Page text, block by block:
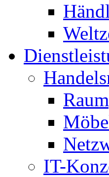
IT-